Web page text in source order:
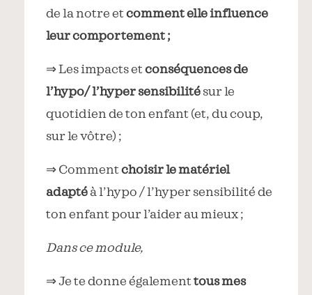
de la notre etcomment elle influence
leur comportement ;
⇒ Les impacts etconséquences de
l’hypo/ l’hyper sensibilitésur le
quotidien de ton enfant (et, du coup,
sur le vôtre) ;
⇒ Commentchoisir le matériel
adaptéà l’hypo / l’hyper sensibilité de
ton enfant pour l’aider au mieux ;
Dans ce module,
⇒ Je te donne égalementtous mes